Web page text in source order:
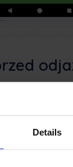
Details
przed